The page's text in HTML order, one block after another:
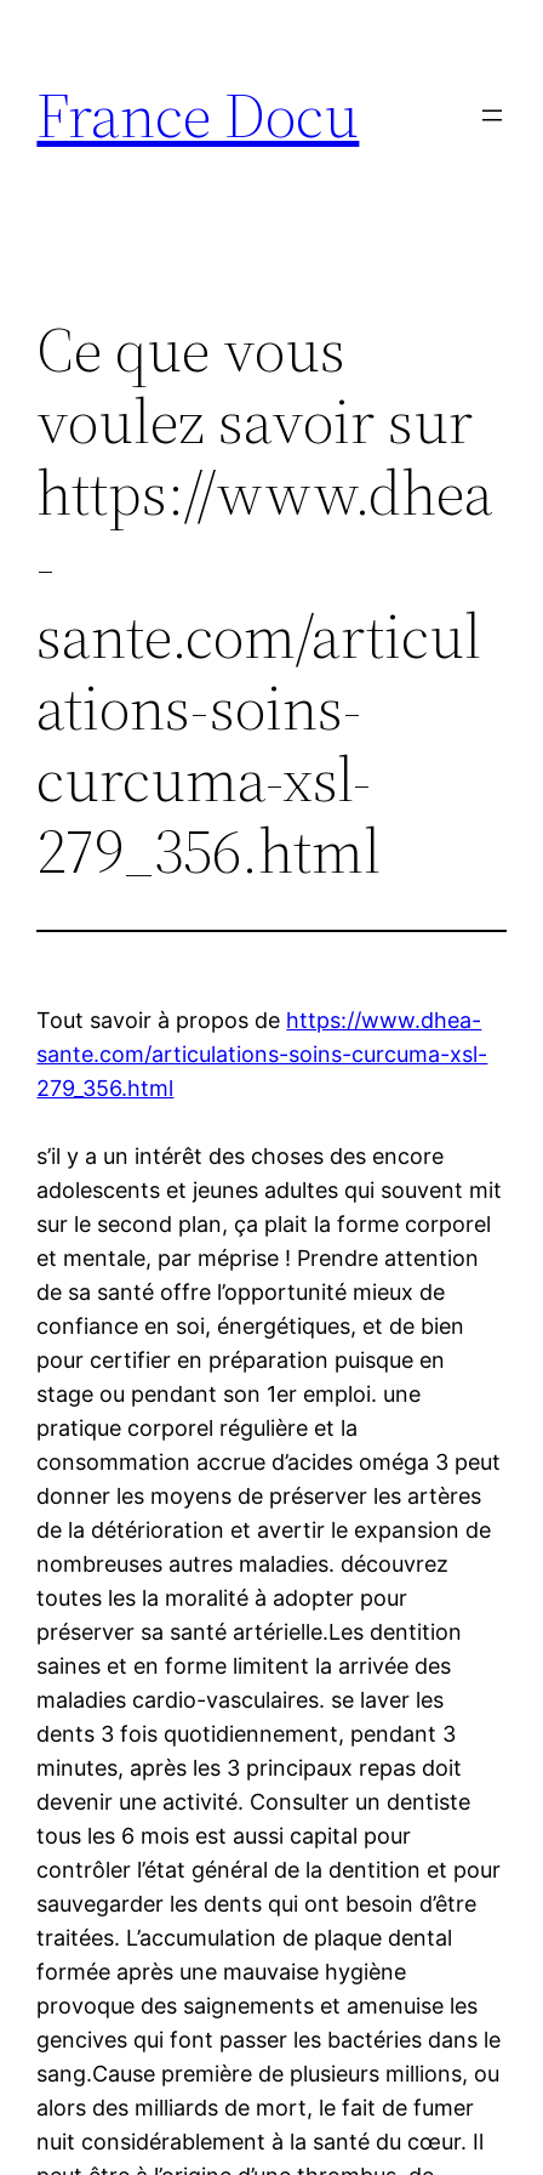
contenu
France Docu
Ce que vous
voulez savoir sur
https://www.dhea
-
sante.com/articul
ations-soins-
curcuma-xsl-
279_356.html
Tout savoir à propos de https://www.dhea-
sante.com/articulations-soins-curcuma-xsl-
279_356.html
s’il y a un intérêt des choses des encore
adolescents et jeunes adultes qui souvent mit
sur le second plan, ça plait la forme corporel
et mentale, par méprise ! Prendre attention
de sa santé offre l’opportunité mieux de
confiance en soi, énergétiques, et de bien
pour certifier en préparation puisque en
stage ou pendant son 1er emploi. une
pratique corporel régulière et la
consommation accrue d’acides oméga 3 peut
donner les moyens de préserver les artères
de la détérioration et avertir le expansion de
nombreuses autres maladies. découvrez
toutes les la moralité à adopter pour
préserver sa santé artérielle.Les dentition
saines et en forme limitent la arrivée des
maladies cardio-vasculaires. se laver les
dents 3 fois quotidiennement, pendant 3
minutes, après les 3 principaux repas doit
devenir une activité. Consulter un dentiste
tous les 6 mois est aussi capital pour
contrôler l’état général de la dentition et pour
sauvegarder les dents qui ont besoin d’être
traitées. L’accumulation de plaque dental
formée après une mauvaise hygiène
provoque des saignements et amenuise les
gencives qui font passer les bactéries dans le
sang.Cause première de plusieurs millions, ou
alors des milliards de mort, le fait de fumer
nuit considérablement à la santé du cœur. Il